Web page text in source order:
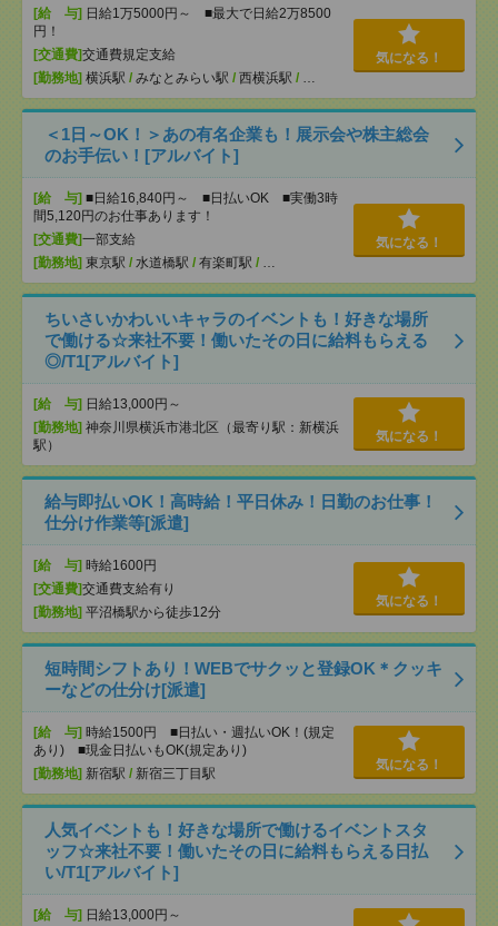
[給 与] 日給1万5000円～ ■最大で日給2万8500
円！
[交通費]交通費規定支給
[勤務地] 横浜駅 / みなとみらい駅 / 西横浜駅 / …
気になる！
＜1日～OK！＞あの有名企業も！展示会や株主総会
のお手伝い！[アルバイト]
[給 与] ■日給16,840円～ ■日払いOK ■実働3時
間5,120円のお仕事あります！
[交通費]一部支給
[勤務地] 東京駅 / 水道橋駅 / 有楽町駅 / …
気になる！
ちいさいかわいいキャラのイベントも！好きな場所
で働ける☆来社不要！働いたその日に給料もらえる
◎/T1[アルバイト]
[給 与] 日給13,000円～
[勤務地] 神奈川県横浜市港北区（最寄り駅：新横浜
駅）
気になる！
給与即払いOK！高時給！平日休み！日勤のお仕事！
仕分け作業等[派遣]
[給 与] 時給1600円
[交通費]交通費支給有り
[勤務地] 平沼橋駅から徒歩12分
気になる！
短時間シフトあり！WEBでサクッと登録OK＊クッキ
ーなどの仕分け[派遣]
[給 与] 時給1500円 ■日払い・週払いOK！(規定
あり) ■現金日払いもOK(規定あり)
[勤務地] 新宿駅 / 新宿三丁目駅
気になる！
人気イベントも！好きな場所で働けるイベントスタ
ッフ☆来社不要！働いたその日に給料もらえる日払
い/T1[アルバイト]
[給 与] 日給13,000円～